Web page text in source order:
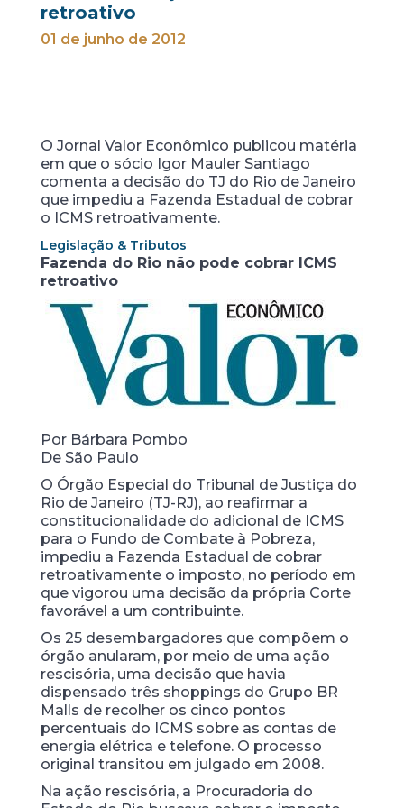
retroativo
01 de junho de 2012
O Jornal Valor Econômico publicou matéria
em que o sócio Igor Mauler Santiago
comenta a decisão do TJ do Rio de Janeiro
que impediu a Fazenda Estadual de cobrar
o ICMS retroativamente.
Legislação & Tributos
Fazenda do Rio não pode cobrar ICMS
retroativo
Por Bárbara Pombo
De São Paulo
O Órgão Especial do Tribunal de Justiça do
Rio de Janeiro (TJ-RJ), ao reafirmar a
constitucionalidade do adicional de ICMS
para o Fundo de Combate à Pobreza,
impediu a Fazenda Estadual de cobrar
retroativamente o imposto, no período em
que vigorou uma decisão da própria Corte
favorável a um contribuinte.
Os 25 desembargadores que compõem o
órgão anularam, por meio de uma ação
rescisória, uma decisão que havia
dispensado três shoppings do Grupo BR
Malls de recolher os cinco pontos
percentuais do ICMS sobre as contas de
energia elétrica e telefone. O processo
original transitou em julgado em 2008.
Na ação rescisória, a Procuradoria do